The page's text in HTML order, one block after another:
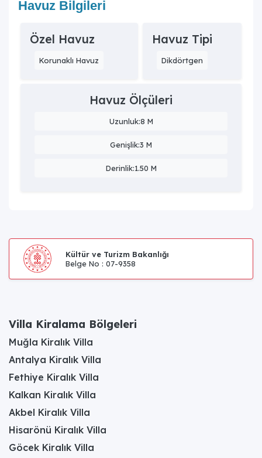
Havuz Bilgileri
Özel Havuz
Korunaklı Havuz
Havuz Tipi
Dikdörtgen
Havuz Ölçüleri
Uzunluk:8 M
Genişlik:3 M
Derinlik:1.50 M
Kültür ve Turizm Bakanlığı
Belge No : 07-9358
Villa Kiralama Bölgeleri
Muğla Kiralık Villa
Antalya Kiralık Villa
Fethiye Kiralık Villa
Kalkan Kiralık Villa
Akbel Kiralık Villa
Hisarönü Kiralık Villa
Göcek Kiralık Villa